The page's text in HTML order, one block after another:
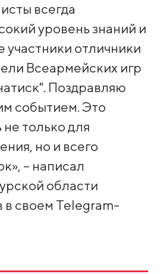
всегда
уровень знаний и
участники отличники
Всеармейских игр
Поздравляю
событием. Это
только для
но и всего
– написал
области
своем Telegram-